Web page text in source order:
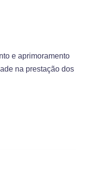
e aprimoramento
na prestação dos